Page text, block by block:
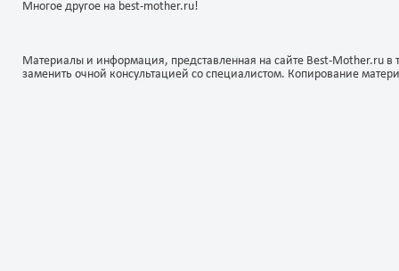
Многое другое на best-mother.ru!
Материалы и информация, представленная на сайте Best-Mother.ru
заменить очной консультацией со специалистом. Копирование